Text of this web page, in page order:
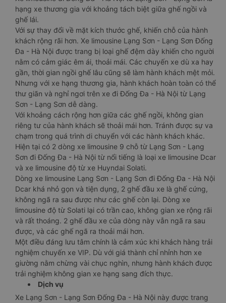
hạng xe thương gia với khoảng tách biệt giữa ghế ngồi và
ghế lái.
Với sự thay đổi về mặt kích thước ghế, khiến chỗ của hành
khách rộng rãi hơn. Xe limousine Lạng Sơn - Lạng Sơn Đống
Đa - Hà Nội được trang bị loại ghế đệm dày khiến cho người
nằm có cảm giác êm ái, thoải mái. Các chuyến xe dù xa hay
gần, thời gian ngồi ghế lâu cũng sẽ làm hành khách mệt mỏi.
Nhưng với xe hạng thương gia, hành khách hoàn toàn có thể
thư giãn và nghỉ ngơi trên xe đi Đống Đa - Hà Nội từ Lạng
Sơn - Lạng Sơn dễ dàng.
Với khoảng cách rộng hơn giữa các ghế ngồi, không gian
riêng tư của hành khách sẽ thoải mái hơn. Tránh được sự va
chạm trong quá trình di chuyển với các hành khách khác.
Hiện tại có 2 dòng xe limousine 9 chỗ từ Lạng Sơn - Lạng
Sơn đi Đống Đa - Hà Nội từ nổi tiếng là loại xe limousine Dcar
và xe limousine độ từ xe Huyndai Solati.
Dòng xe limousine Lạng Sơn - Lạng Sơn đi Đống Đa - Hà Nội
Dcar khá nhỏ gọn và tiện dụng, 2 ghế đầu xe là ghế cứng,
không ngã ra sau được như các ghế còn lại. Dòng xe
limousine độ từ Solati lại có trần cao, không gian xe rộng rãi
và rất thoáng. 2 ghế đầu xe của dòng này vẫn ngã ra sau
được, và các ghế ngã ra thoải mái hơn.
Một điều đáng lưu tâm chính là cảm xúc khi khách hàng trải
nghiệm chuyến xe VIP. Dù với giá thành chỉ nhỉnh hơn xe
giường nằm chừng vài chục nghìn, nhưng hành khách được
trải nghiệm không gian xe hạng sang đích thực.
Dịch vụ
Xe Lạng Sơn - Lạng Sơn Đống Đa - Hà Nội này được trang